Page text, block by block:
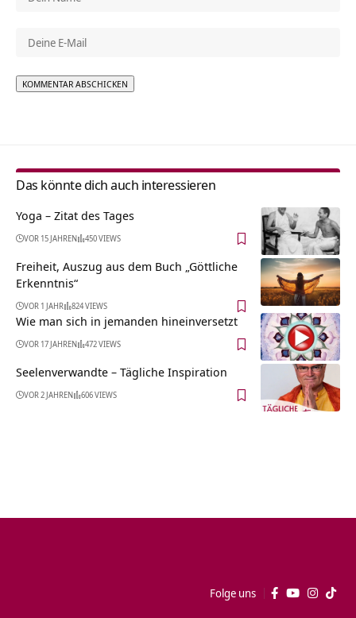
Das könnte dich auch interessieren
Yoga – Zitat des Tages
VOR 15 JAHREN 450 VIEWS
Freiheit, Auszug aus dem Buch „Göttliche
Erkenntnis“
VOR 1 JAHR 824 VIEWS
Wie man sich in jemanden hineinversetzt
VOR 17 JAHREN 472 VIEWS
Seelenverwandte – Tägliche Inspiration
VOR 2 JAHREN 606 VIEWS
Folge uns